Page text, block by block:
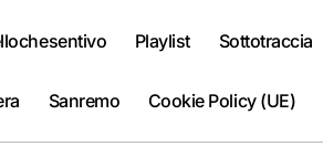
Playlist Sottotraccia
Sanremo Cookie Policy (UE)